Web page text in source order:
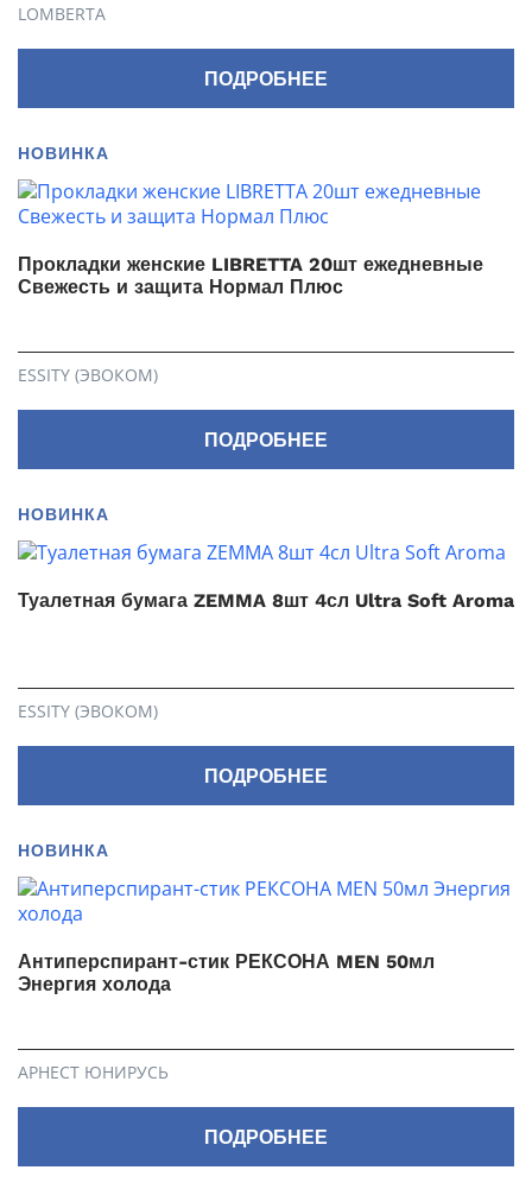
LOMBERTA
ПОДРОБНЕЕ
НОВИНКА
Прокладки женские LIBRETTA 20шт ежедневные
Свежесть и защита Нормал Плюс
ESSITY (ЭВОКОМ)
ПОДРОБНЕЕ
НОВИНКА
Туалетная бумага ZEMMA 8шт 4сл Ultra Soft Aroma
ESSITY (ЭВОКОМ)
ПОДРОБНЕЕ
НОВИНКА
Антиперспирант-стик РЕКСОНА MEN 50мл
Энергия холода
АРНЕСТ ЮНИРУСЬ
ПОДРОБНЕЕ